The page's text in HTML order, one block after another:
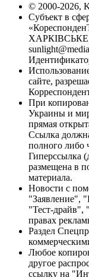
© 2000-2026,
Субъект в
ХАРКІВСЬКЕ
сайте,
При
Украины и
прямая
Ссылка
полного либо
Гиперссылка
размещена в
материала.
Новости с
"Заявление",
"Тест-
правах
Раздел
Любое
другое
ссылку на